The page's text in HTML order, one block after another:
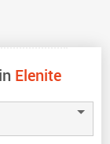
Elenite